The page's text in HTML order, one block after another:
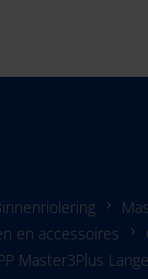
en accessoires
Master3Plus